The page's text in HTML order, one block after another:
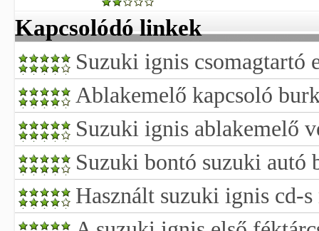
Kapcsolódó linkek
Suzuki ignis csomagtartó
Ablakemelő kapcsoló
Suzuki ignis ablakemelő
Suzuki bontó suzuki autó
Használt suzuki ignis cd-